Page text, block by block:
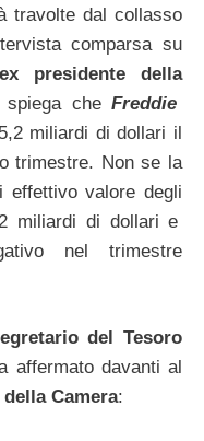
travolte dal collasso
comparsa su
presidente della
spiega cheFreddie
miliardi di dollari il
trimestre. Non se la
effettivo valore degli
miliardi di dollari e
nel trimestre
del Tesoro
affermato davanti al
Camera: